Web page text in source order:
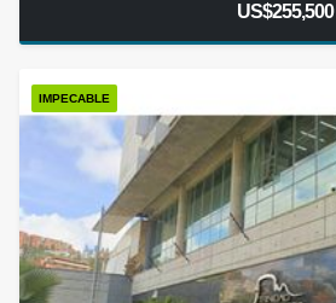
US$255,500
IMPECABLE